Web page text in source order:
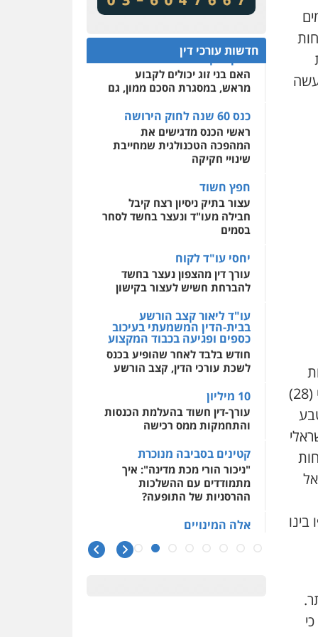
תעשה
(28)
שירותים מקצועיים לעורכי
דין
0522508109
אחסון אתרים
מהירות הגנה גיבוי
שירותים מקצועיים
לעורכי דין
מרכז התחלה חדשה
אסירים
דין
0544500346
חדשות עורכי דין
מע"מ ומוסדות ללא כוונת רווח
המתח שבין חוק יחסי ממון
לבין חוק הירושה
האם בני זוג יכולים לקבוע
מראש, במסגרת הסכם ממון, גם
כנס 60 שנה לחוק הירושה
ראשי הכנס מדגישים את
המהפכה הטכנולגית שמחייבת
שינויי חקיקה
חפץ חשוד
עצור בתיק ניסיון רצח קיבל
חבילה מעו"ד ונעצר בחשד לסחר
בסמים
יחסי עו"ד לקוח
עורך דין מהצפון נעצר בחשד
להברחת חשיש לעצור בקישון
עו"ד ליאור קצב הורשע
בבית-הדין המשמעתי בעיכוב
כספים ופגיעה בכבוד המקצוע
חודש בלבד לאחר שהופיע בכנס
לשכת עורכי הדין, קצב הורשע
10 מיליון
עורך-דין חשוד בהעלמת הכנסות
והתחמקות ממס רכישה
קטינים בסביבה מנוכרת
"ניכור הורי מכת מדינה": איך
מתמודדים עם ההשלכות
ההרסניות של התופעה?
אלה המינויים
26 שופטים ורשמים נוספים